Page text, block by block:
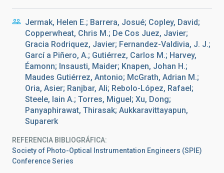
Jermak, Helen E.; Barrera, Josué; Copley, David;
Copperwheat, Chris M.; De Cos Juez, Javier;
Gracia Rodriquez, Javier; Fernandez-Valdivia, J. J.;
Garcí a Piñero, A.; Gutiérrez, Carlos M.; Harvey,
Éamonn; Insausti, Maider; Knapen, Johan H.;
Maudes Gutiérrez, Antonio; McGrath, Adrian M.;
Oria, Asier; Ranjbar, Ali; Rebolo-López, Rafael;
Steele, Iain A.; Torres, Miguel; Xu, Dong;
Panyaphirawat, Thirasak; Aukkaravittayapun,
Suparerk
REFERENCIA BIBLIOGRÁFICA
Society of Photo-Optical Instrumentation Engineers (SPIE)
Conference Series